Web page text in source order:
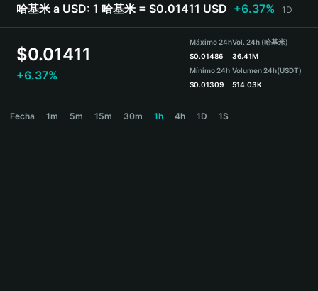
Bahasa Indonesia
ภาษาไทย
Español
Español (Argentina)
哈基米 a USD: 1 哈基米 = $0.01411 USD +6.37% 1D
$0.01411
+6.37%
Máximo 24h
$0.01486
Mínimo 24h
$0.01309
Vol. 24h (哈基米)
36.41M
Volumen 24h(USDT)
514.03K
Fecha 1m 5m 15m 30m 1h 4h 1D 1S